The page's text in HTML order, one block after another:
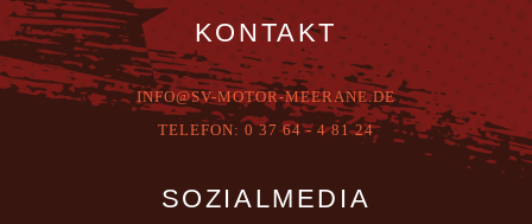
KONTAKT
INFO@SV-MOTOR-MEERANE.DE
TELEFON: 0 37 64 - 4 81 24
SOZIALMEDIA